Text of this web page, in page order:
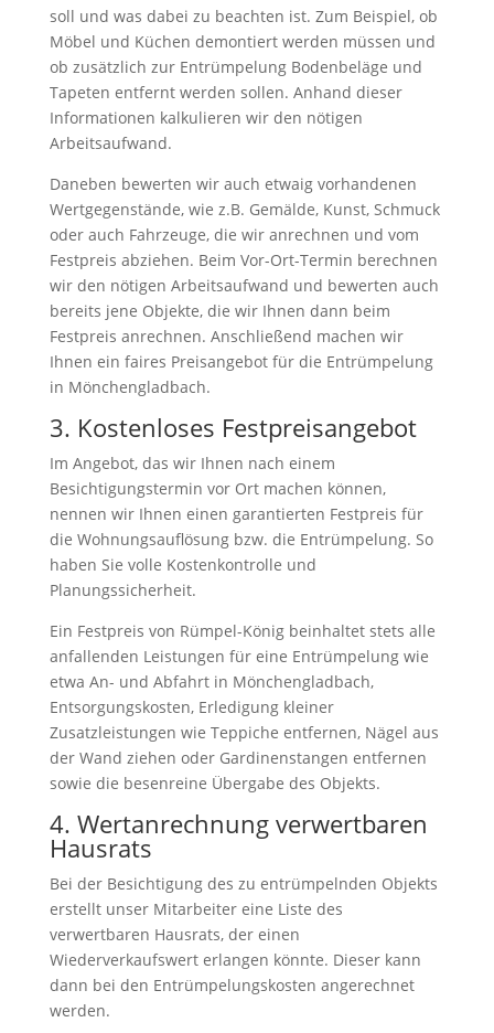
soll und was dabei zu beachten ist. Zum Beispiel, ob
Möbel und Küchen demontiert werden müssen und
ob zusätzlich zur Entrümpelung Bodenbeläge und
Tapeten entfernt werden sollen. Anhand dieser
Informationen kalkulieren wir den nötigen
Arbeitsaufwand.
Daneben bewerten wir auch etwaig vorhandenen
Wertgegenstände, wie z.B. Gemälde, Kunst, Schmuck
oder auch Fahrzeuge, die wir anrechnen und vom
Festpreis abziehen. Beim Vor-Ort-Termin berechnen
wir den nötigen Arbeitsaufwand und bewerten auch
bereits jene Objekte, die wir Ihnen dann beim
Festpreis anrechnen. Anschließend machen wir
Ihnen ein faires Preisangebot für die Entrümpelung
in Mönchengladbach.
3. Kostenloses Festpreisangebot
Im Angebot, das wir Ihnen nach einem
Besichtigungstermin vor Ort machen können,
nennen wir Ihnen einen garantierten Festpreis für
die Wohnungsauflösung bzw. die Entrümpelung. So
haben Sie volle Kostenkontrolle und
Planungssicherheit.
Ein Festpreis von Rümpel-König beinhaltet stets alle
anfallenden Leistungen für eine Entrümpelung wie
etwa An- und Abfahrt in Mönchengladbach,
Entsorgungskosten, Erledigung kleiner
Zusatzleistungen wie Teppiche entfernen, Nägel aus
der Wand ziehen oder Gardinenstangen entfernen
sowie die besenreine Übergabe des Objekts.
4. Wertanrechnung verwertbaren
Hausrats
Bei der Besichtigung des zu entrümpelnden Objekts
erstellt unser Mitarbeiter eine Liste des
verwertbaren Hausrats, der einen
Wiederverkaufswert erlangen könnte. Dieser kann
dann bei den Entrümpelungskosten angerechnet
werden.